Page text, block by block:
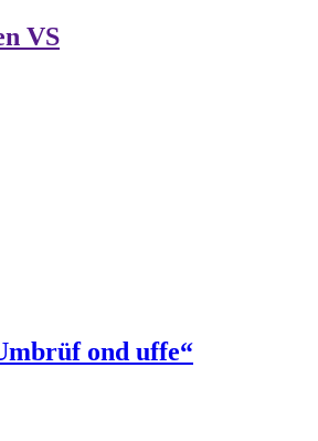
VS
ond uffe“